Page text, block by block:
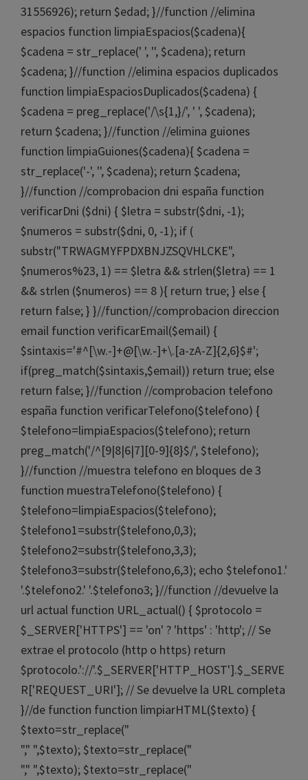
31556926); return $edad; }//function //elimina
espacios function limpiaEspacios($cadena){
$cadena = str_replace(' ', '', $cadena); return
$cadena; }//function //elimina espacios duplicados
function limpiaEspaciosDuplicados($cadena) {
$cadena = preg_replace('/\s{1,}/', ' ', $cadena);
return $cadena; }//function //elimina guiones
function limpiaGuiones($cadena){ $cadena =
str_replace('-', '', $cadena); return $cadena;
}//function //comprobacion dni españa function
verificarDni ($dni) { $letra = substr($dni, -1);
$numeros = substr($dni, 0, -1); if (
substr("TRWAGMYFPDXBNJZSQVHLCKE",
$numeros%23, 1) == $letra && strlen($letra) == 1
&& strlen ($numeros) == 8 ){ return true; } else {
return false; } }//function//comprobacion direccion
email function verificarEmail($email) {
$sintaxis='#^[\w.-]+@[\w.-]+\.[a-zA-Z]{2,6}$#';
if(preg_match($sintaxis,$email)) return true; else
return false; }//function //comprobacion telefono
españa function verificarTelefono($telefono) {
$telefono=limpiaEspacios($telefono); return
preg_match('/^[9|8|6|7][0-9]{8}$/', $telefono);
}//function //muestra telefono en bloques de 3
function muestraTelefono($telefono) {
$telefono=limpiaEspacios($telefono);
$telefono1=substr($telefono,0,3);
$telefono2=substr($telefono,3,3);
$telefono3=substr($telefono,6,3); echo $telefono1.'
'.$telefono2.' '.$telefono3; }//function //devuelve la
url actual function URL_actual() { $protocolo =
$_SERVER['HTTPS'] == 'on' ? 'https' : 'http'; // Se
extrae el protocolo (http o https) return
$protocolo.'://'.$_SERVER['HTTP_HOST'].$_SERVE
R['REQUEST_URI']; // Se devuelve la URL completa
}//de function function limpiarHTML($texto) {
$texto=str_replace("
"," ",$texto); $texto=str_replace("
"," ",$texto); $texto=str_replace("